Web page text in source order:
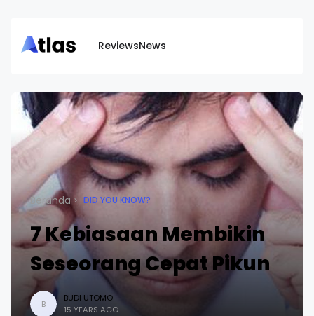
ReviewsNews
Beranda DID YOU KNOW?
7 Kebiasaan Membikin
Seseorang Cepat Pikun
B
BUDI UTOMO
15 YEARS AGO